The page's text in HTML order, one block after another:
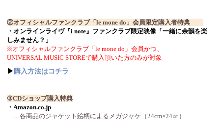
②オフィシャルファンクラブ「le mone do」会員限定購入者特典
・オンラインライヴ『i note』ファンクラブ限定映像「一緒に余韻を楽
しみません？」
※オフィシャルファンクラブ「le mone do」会員かつ、
UNIVERSAL MUSIC STOREで購入頂いた方のみが対象
▶ 購入方法はコチラ
③CDショップ購入特典
・Amazon.co.jp
…各商品のジャケット絵柄によるメガジャケ（24cm×24㎝）